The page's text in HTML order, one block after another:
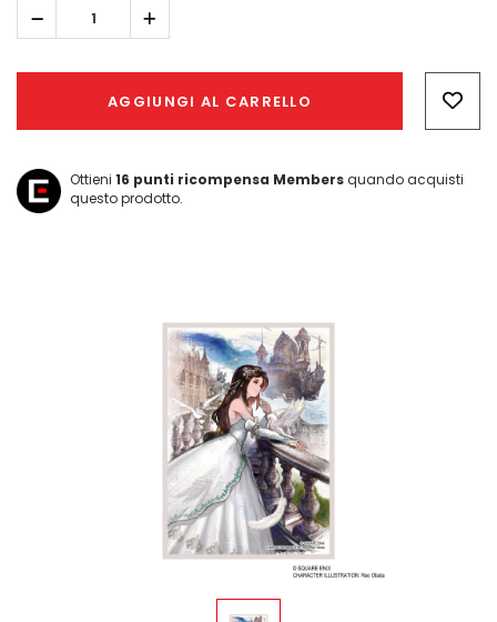
Diminuisci
quantità:
Aumenta
quantità:
AGGIUNGI AL CARRELLO
Ottieni 16 punti ricompensa Membersquando acquisti
questo prodotto.